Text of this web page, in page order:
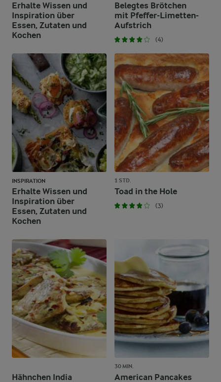
Erhalte Wissen und
Inspiration über
Essen, Zutaten und
Kochen
Belegtes Brötchen
mit Pfeffer-Limetten-
Aufstrich
(4)
INSPIRATION
Erhalte Wissen und
Inspiration über
Essen, Zutaten und
Kochen
1 STD.
Toad in the Hole
(3)
Hähnchen India
30 MIN.
American Pancakes